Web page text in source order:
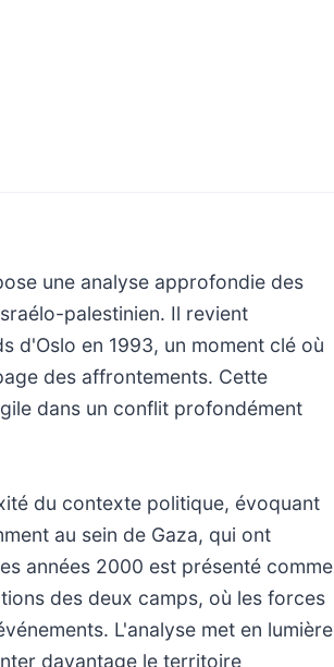
une analyse approfondie des
palestinien. Il revient
d'Oslo en 1993, un moment clé où
des affrontements. Cette
dans un conflit profondément
du contexte politique, évoquant
au sein de Gaza, qui ont
années 2000 est présenté comme
des deux camps, où les forces
L'analyse met en lumière
davantage le territoire